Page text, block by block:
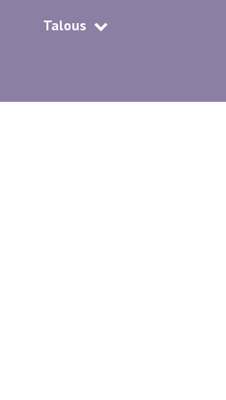
Talous